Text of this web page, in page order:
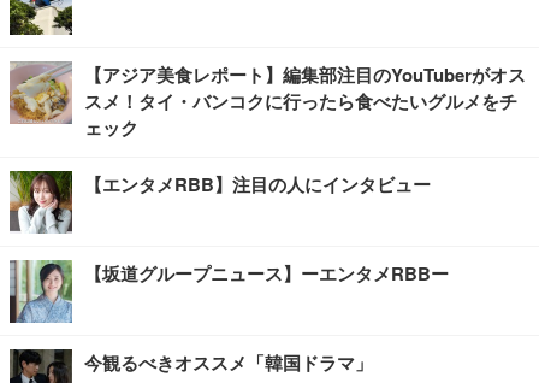
【アジア美食レポート】編集部注目のYouTuberがオス
スメ！タイ・バンコクに行ったら食べたいグルメをチ
ェック
【エンタメRBB】注目の人にインタビュー
【坂道グループニュース】ーエンタメRBBー
今観るべきオススメ「韓国ドラマ」